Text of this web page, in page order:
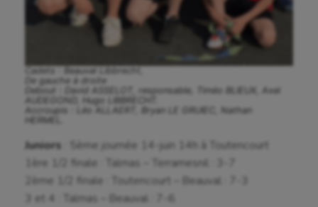
Cadets : Beauval Libbrecht,
De gauche à droite
Debout : David ASSELOT, responsable, Timéo BLIEUX, Axel
AUDEGOND, Hugo LIBBRECHT.
Accroupis : Léo ALLAERT, Bryan LE GRUIEC, Nathan
HERMEL.
Juniors : 5ème journée 14-juin 14h à Toutencourt
1ère 1/2 finale : Talmas – Terramesnil : 3-7
2ème 1/2 finale : Toutencourt – Beauval : 7-3
3 et 4 : Talmas – Beauval : 7-6